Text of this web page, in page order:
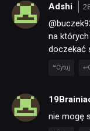
Adshi
na
doczekać
Cytuj
nie mogę